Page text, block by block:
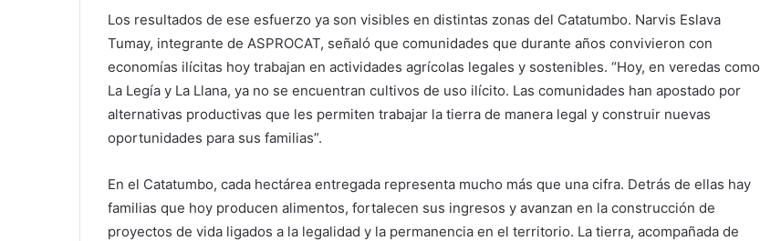
Los resultados de ese esfuerzo ya son visibles en distintas zonas del Catatumbo. Narvis Eslava
Tumay, integrante de ASPROCAT, señaló que comunidades que durante años convivieron con
economías ilícitas hoy trabajan en actividades agrícolas legales y sostenibles. “Hoy, en veredas como
La Legía y La Llana, ya no se encuentran cultivos de uso ilícito. Las comunidades han apostado por
alternativas productivas que les permiten trabajar la tierra de manera legal y construir nuevas
oportunidades para sus familias”.
En el Catatumbo, cada hectárea entregada representa mucho más que una cifra. Detrás de ellas hay
familias que hoy producen alimentos, fortalecen sus ingresos y avanzan en la construcción de
proyectos de vida ligados a la legalidad y la permanencia en el territorio. La tierra, acompañada de